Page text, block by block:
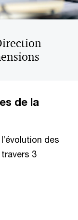
de la
des
3